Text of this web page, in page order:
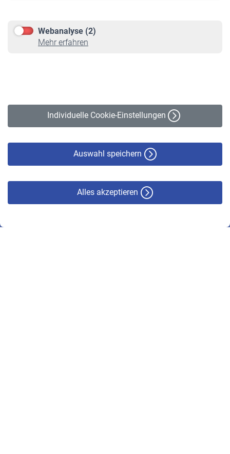
Webanalyse (2)
Mehr erfahren
Individuelle Cookie-Einstellungen
Auswahl speichern
Alles akzeptieren
Online-Rechner
VBLnewsletter
Erklärung zur Barrierefreiheit
© VBL 2026